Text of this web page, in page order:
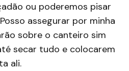
ou poderemos pisar
assegurar por minha
sobre o canteiro sim
secar tudo e colocarem
ali.